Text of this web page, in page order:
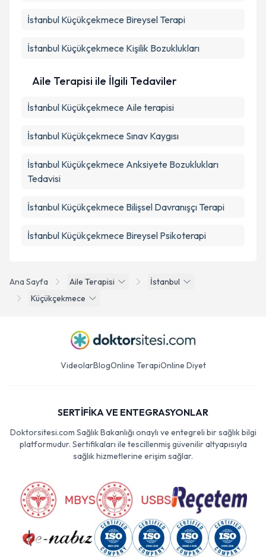
Ana Sayfa Aile Terapisi
İstanbul
Küçükçekmece
İstanbul Küçükçekmece Bireysel Terapi
İstanbul Küçükçekmece Kişilik Bozuklukları
Aile Terapisi ile İlgili Tedaviler
İstanbul Küçükçekmece Aile terapisi
İstanbul Küçükçekmece Sınav Kaygısı
İstanbul Küçükçekmece Anksiyete Bozuklukları
Tedavisi
İstanbul Küçükçekmece Bilişsel Davranışçı Terapi
İstanbul Küçükçekmece Bireysel Psikoterapi
VideolarBlogOnline TerapiOnline Diyet
SERTİFİKA VE ENTEGRASYONLAR
Doktorsitesi.com Sağlık Bakanlığı onaylı ve entegreli bir sağlık bilgi
platformudur. Sertifikaları ile tescillenmiş güvenilir altyapısıyla
sağlık hizmetlerine erişim sağlar.